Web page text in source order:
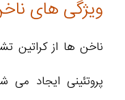
ویژگی های
ناخن ها از کراتین
پروتئینی ایجاد می